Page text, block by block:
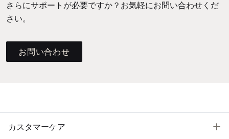
さらにサポートが必要ですか？お気軽にお問い合わせくだ
さい。
お問い合わせ
カスタマーケア